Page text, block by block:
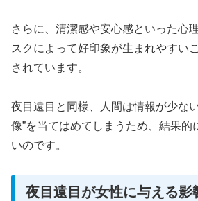
さらに、清潔感や安心感といった心
スクによって好印象が生まれやすい
されています。
夜目遠目と同様、人間は情報が少な
像”を当てはめてしまうため、結果的
いのです。
夜目遠目が女性に与える影